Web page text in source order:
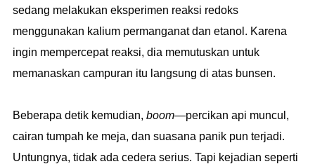
sedang melakukan eksperimen reaksi redoks
menggunakan kalium permanganat dan etanol. Karena
ingin mempercepat reaksi, dia memutuskan untuk
memanaskan campuran itu langsung di atas bunsen.
Beberapa detik kemudian, boom—percikan api muncul,
cairan tumpah ke meja, dan suasana panik pun terjadi.
Untungnya, tidak ada cedera serius. Tapi kejadian seperti